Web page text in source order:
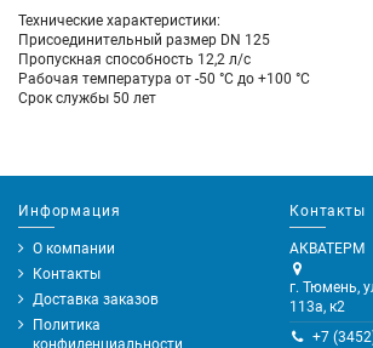
Технические характеристики:
Присоединительный размер DN 125
Пропускная способность 12,2 л/с
Рабочая температура от -50 °С до +100 °С
Срок службы 50 лет
Информация
О компании
Контакты
Доставка заказов
Политика
конфиденциальности
Контакты
АКВАТЕРМ
г. Тюмень,
113а, к2
+7